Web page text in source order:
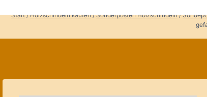
Start / Holzschindeln kaufen / Sonderposten Holzschindeln /